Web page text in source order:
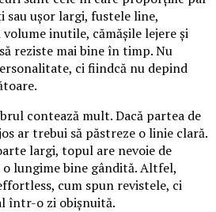
ușor largi, fustele line,
inutile, cămășile lejere și
reziste mai bine în timp. Nu
ci fiindcă nu depind
contează mult. Dacă partea de
ar trebui să păstreze o linie clară.
largi, topul are nevoie de
lungime bine gândită. Altfel,
cum spun revistele, ci
într-o zi obișnuită.